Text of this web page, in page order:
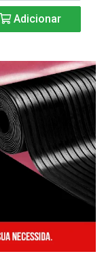
Adicionar